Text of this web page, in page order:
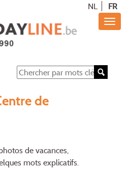
NL FR
de
de vacances,
mots explicatifs.